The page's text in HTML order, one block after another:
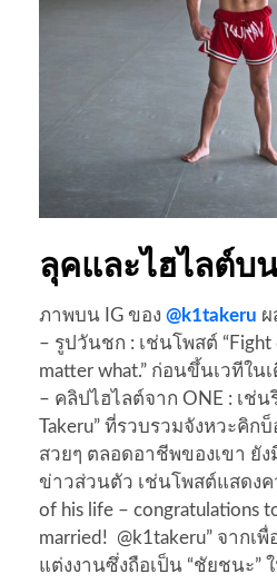
ลุคและไฮไลต์บ
ภาพบน IG ของ @k1takeru ผ
– รูปวันชก : เช่นโพสต์ “Fight
matter what.” ก่อนขึ้นเวทีใน
– คลิปไฮไลต์จาก ONE : เช่น
Takeru” ที่รวบรวมจังหวะคิก
สวยๆ ตลอดอาชีพของเขา ยั
ข่าวส่วนตัว เช่นโพสต์แสดงค
of his life – congratulations
married! @k1takeru” จากเ
แต่งงานซึ่งถือเป็น “ชัยชนะ”